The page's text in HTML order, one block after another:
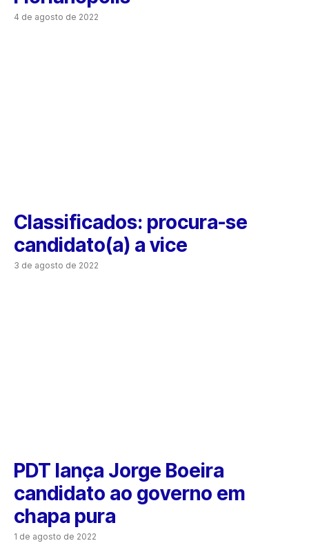
4 de agosto de 2022
Classificados: procura-se
candidato(a) a vice
3 de agosto de 2022
PDT lança Jorge Boeira
candidato ao governo em
chapa pura
1 de agosto de 2022